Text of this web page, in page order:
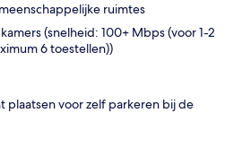
ruimtes
(snelheid: 100+ Mbps (voor 1-2
6 toestellen))
plaatsen voor zelf parkeren bij de